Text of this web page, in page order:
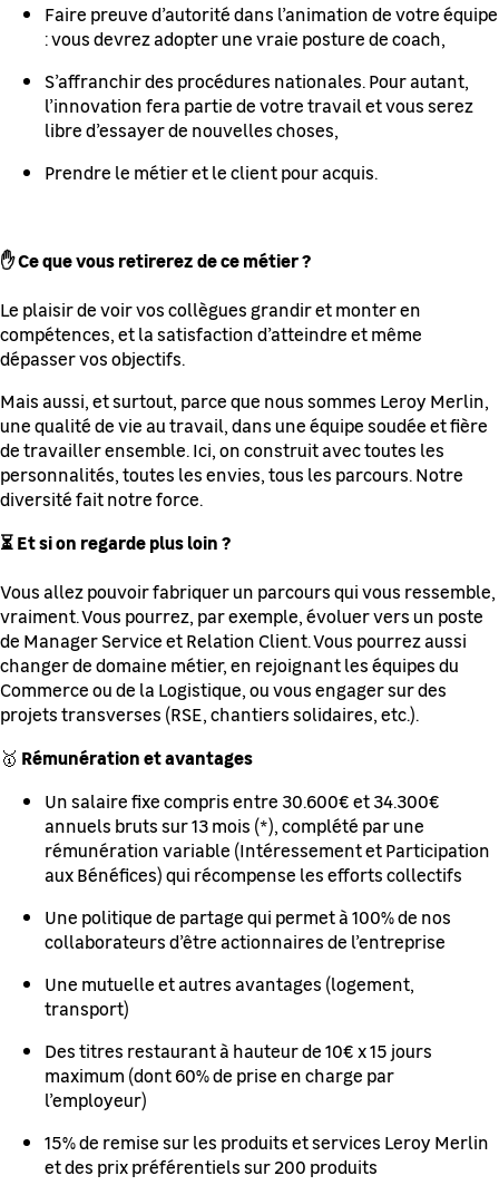
Faire preuve d’autorité dans l’animation de votre équipe
: vous devrez adopter une vraie posture de coach,
S’affranchir des procédures nationales. Pour autant,
l’innovation fera partie de votre travail et vous serez
libre d’essayer de nouvelles choses,
Prendre le métier et le client pour acquis.
✋ Ce que vous retirerez de ce métier ?
Le plaisir de voir vos collègues grandir et monter en
compétences, et la satisfaction d’atteindre et même
dépasser vos objectifs.
Mais aussi, et surtout, parce que nous sommes Leroy Merlin,
une qualité de vie au travail, dans une équipe soudée et fière
de travailler ensemble. Ici, on construit avec toutes les
personnalités, toutes les envies, tous les parcours. Notre
diversité fait notre force.
⏳ Et si on regarde plus loin ?
Vous allez pouvoir fabriquer un parcours qui vous ressemble,
vraiment. Vous pourrez, par exemple, évoluer vers un poste
de Manager Service et Relation Client. Vous pourrez aussi
changer de domaine métier, en rejoignant les équipes du
Commerce ou de la Logistique, ou vous engager sur des
projets transverses (RSE, chantiers solidaires, etc.).
🥇 Rémunération et avantages
Un salaire fixe compris entre 30.600€ et 34.300€
annuels bruts sur 13 mois (*), complété par une
rémunération variable (Intéressement et Participation
aux Bénéfices) qui récompense les efforts collectifs
Une politique de partage qui permet à 100% de nos
collaborateurs d’être actionnaires de l’entreprise
Une mutuelle et autres avantages (logement,
transport)
Des titres restaurant à hauteur de 10€ x 15 jours
maximum (dont 60% de prise en charge par
l’employeur)
15% de remise sur les produits et services Leroy Merlin
et des prix préférentiels sur 200 produits